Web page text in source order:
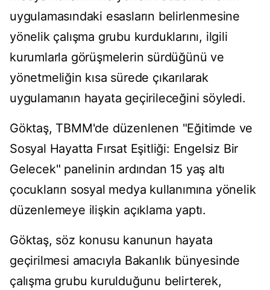
uygulamasındaki esasların belirlenmesine
yönelik çalışma grubu kurduklarını, ilgili
kurumlarla görüşmelerin sürdüğünü ve
yönetmeliğin kısa sürede çıkarılarak
uygulamanın hayata geçirileceğini söyledi.
Göktaş, TBMM'de düzenlenen "Eğitimde ve
Sosyal Hayatta Fırsat Eşitliği: Engelsiz Bir
Gelecek" panelinin ardından 15 yaş altı
çocukların sosyal medya kullanımına yönelik
düzenlemeye ilişkin açıklama yaptı.
Göktaş, söz konusu kanunun hayata
geçirilmesi amacıyla Bakanlık bünyesinde
çalışma grubu kurulduğunu belirterek,